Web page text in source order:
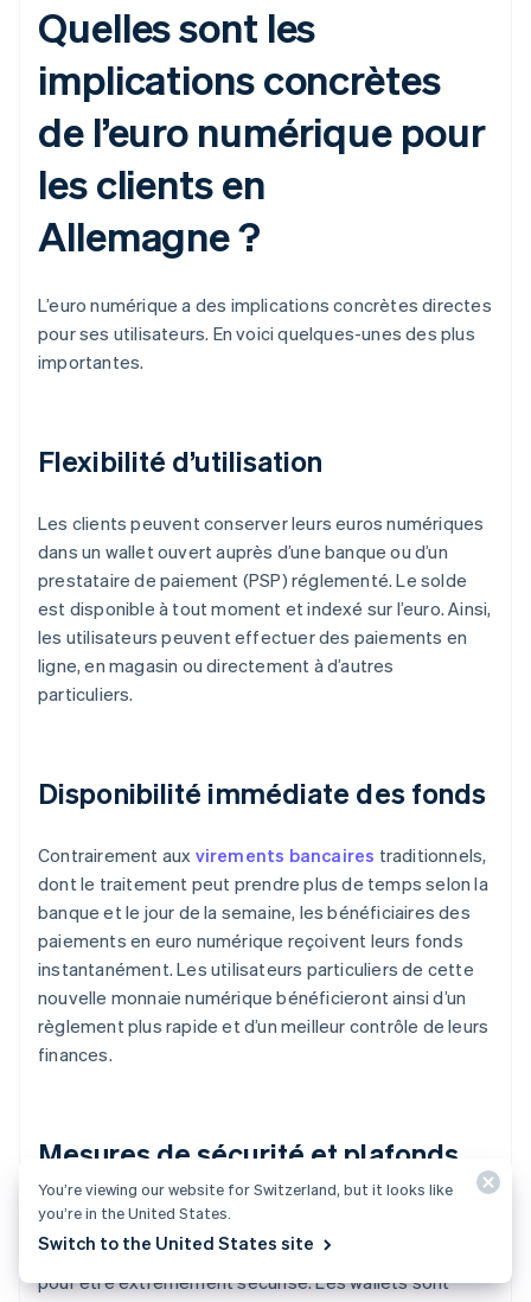
Quelles sont les
implications concrètes
de l’euro numérique pour
les clients en
Allemagne ?
L’euro numérique a des implications concrètes directes
pour ses utilisateurs. En voici quelques-unes des plus
importantes.
Flexibilité d’utilisation
Les clients peuvent conserver leurs euros numériques
dans un wallet ouvert auprès d’une banque ou d’un
prestataire de paiement (PSP) réglementé. Le solde
est disponible à tout moment et indexé sur l’euro. Ainsi,
les utilisateurs peuvent effectuer des paiements en
ligne, en magasin ou directement à d’autres
particuliers.
Disponibilité immédiate des fonds
Contrairement aux virements bancaires traditionnels,
dont le traitement peut prendre plus de temps selon la
banque et le jour de la semaine, les bénéficiaires des
paiements en euro numérique reçoivent leurs fonds
instantanément. Les utilisateurs particuliers de cette
nouvelle monnaie numérique bénéficieront ainsi d’un
règlement plus rapide et d’un meilleur contrôle de leurs
finances.
Mesures de sécurité et plafonds
de paiement
D’après les plans de la BCE, l’euro numérique est conçu
pour être extrêmement sécurisé. Les wallets sont
You’re viewing our website for Switzerland, but it looks like
you’re in the United States.
Switch to the United States site